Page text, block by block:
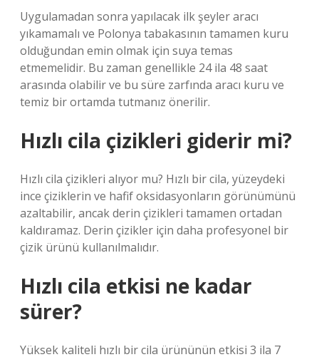
Uygulamadan sonra yapılacak ilk şeyler aracı
yıkamamalı ve Polonya tabakasının tamamen kuru
olduğundan emin olmak için suya temas
etmemelidir. Bu zaman genellikle 24 ila 48 saat
arasında olabilir ve bu süre zarfında aracı kuru ve
temiz bir ortamda tutmanız önerilir.
Hızlı cila çizikleri giderir mi?
Hızlı cila çizikleri alıyor mu? Hızlı bir cila, yüzeydeki
ince çiziklerin ve hafif oksidasyonların görünümünü
azaltabilir, ancak derin çizikleri tamamen ortadan
kaldıramaz. Derin çizikler için daha profesyonel bir
çizik ürünü kullanılmalıdır.
Hızlı cila etkisi ne kadar
sürer?
Yüksek kaliteli hızlı bir cila ürününün etkisi 3 ila 7